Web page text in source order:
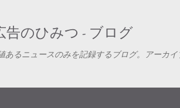
告のひみつ - ブログ
あるニュースのみを記録するブログ。アーカイ